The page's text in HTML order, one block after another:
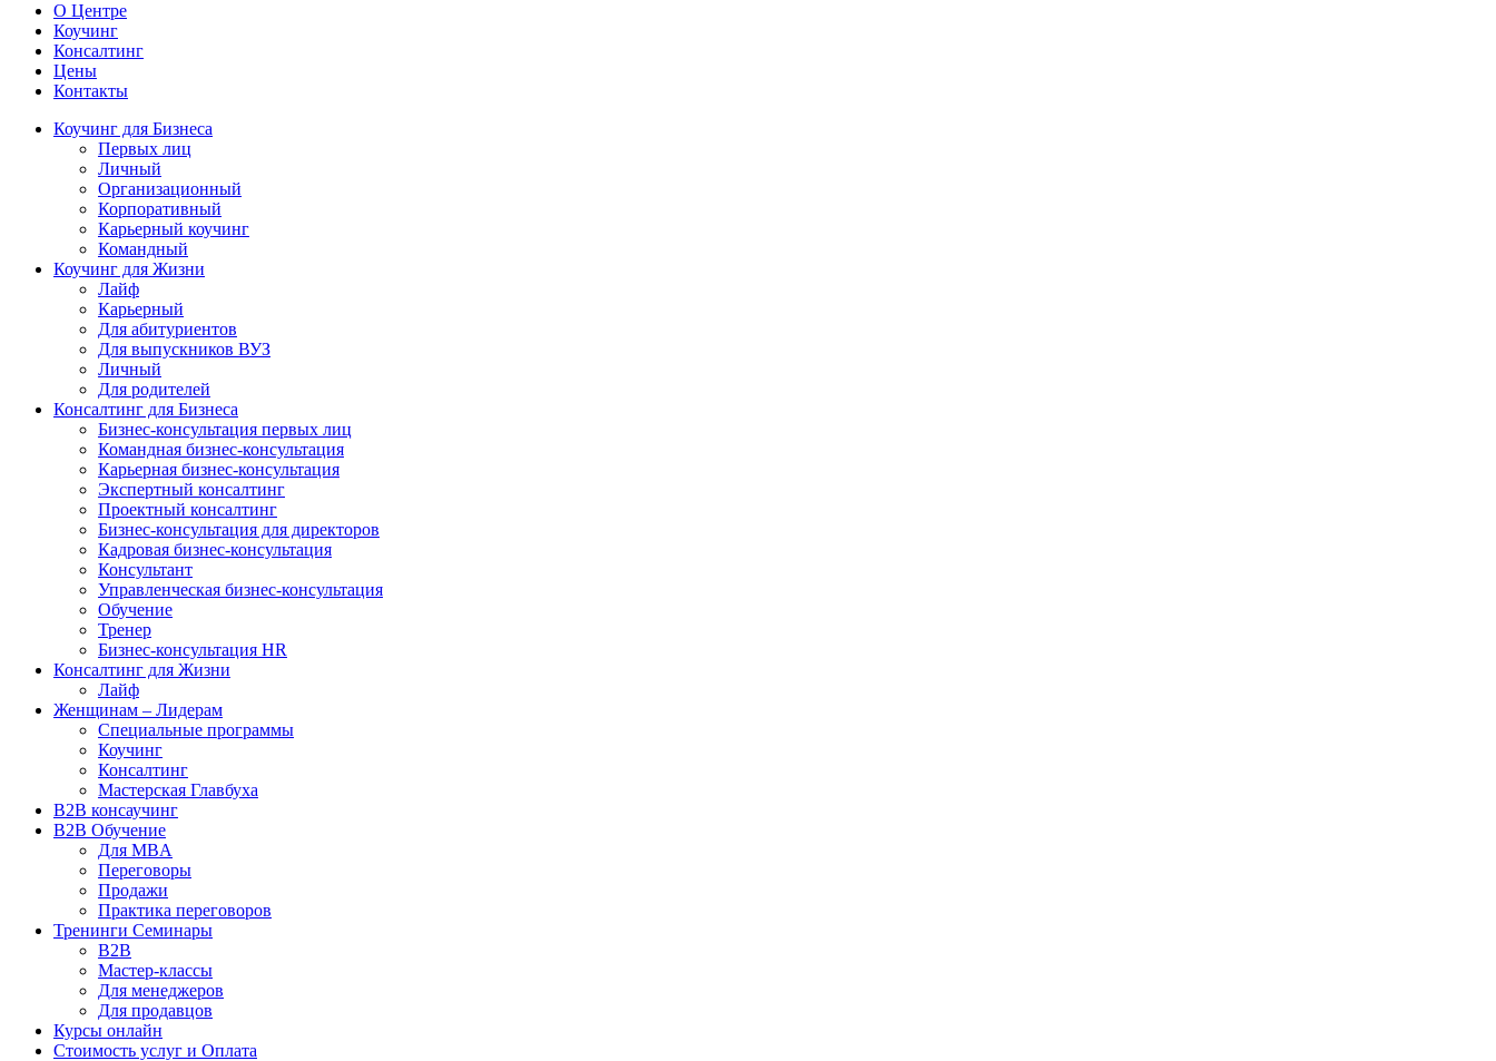
О Центре
Коучинг
Консалтинг
Цены
Контакты
Коучинг для Бизнеса
Первых лиц
Личный
Организационный
Корпоративный
Карьерный коучинг
Командный
Коучинг для Жизни
Лайф
Карьерный
Для абитуриентов
Для выпускников ВУЗ
Личный
Для родителей
Консалтинг для Бизнеса
Бизнес-консультация первых лиц
Командная бизнес-консультация
Карьерная бизнес-консультация
Экспертный консалтинг
Проектный консалтинг
Бизнес-консультация для директоров
Кадровая бизнес-консультация
Консультант
Управленческая бизнес-консультация
Обучение
Тренер
Бизнес-консультация HR
Консалтинг для Жизни
Лайф
Женщинам – Лидерам
Специальные программы
Коучинг
Консалтинг
Мастерская Главбуха
B2B консаучинг
B2B Обучение
Для MBA
Переговоры
Продажи
Практика переговоров
Тренинги Семинары
B2B
Мастер-классы
Для менеджеров
Для продавцов
Курсы онлайн
Стоимость услуг и Оплата